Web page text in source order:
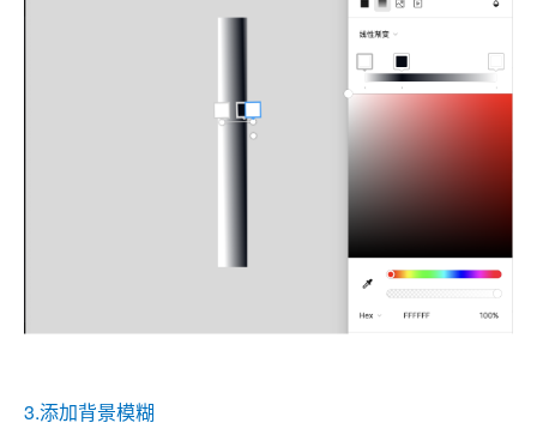
3.添加背景模糊